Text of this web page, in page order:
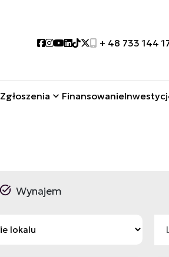
Social link
Social link
Social link
Social link
Social link
Social link
+ 48 733 144
Zgłoszenia Finansowanie
Wynajem